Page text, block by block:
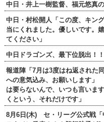
中日・井上一樹監督、福元悠真
中日・村松開人「この度、キン
当にくれました。優しいです。
てください」
中日ドラゴンズ、最下位脱出！！
報道陣「7月は3度はね返された
への意気込み、お願いします」
は要らないんで、いつも言いま
くという、それだけです」
8月6日(木) セ・リーグ公式戦